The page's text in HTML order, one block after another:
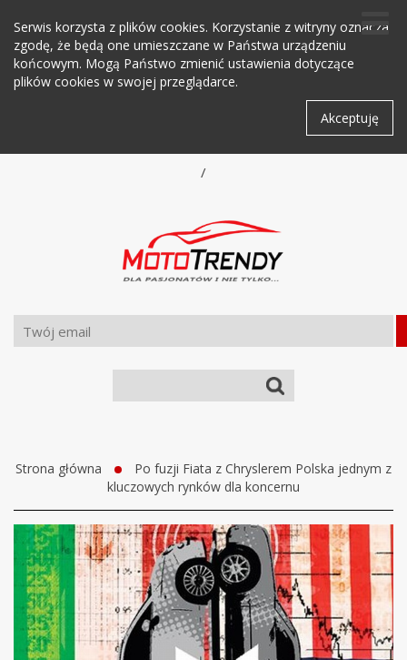
Serwis korzysta z plików cookies. Korzystanie z witryny oznacza
zgodę, że będą one umieszczane w Państwa urządzeniu
końcowym. Mogą Państwo zmienić ustawienia dotyczące
plików cookies w swojej przeglądarce.
Akceptuję
/
Strona główna
Po fuzji Fiata z Chryslerem Polska jednym z
kluczowych rynków dla koncernu